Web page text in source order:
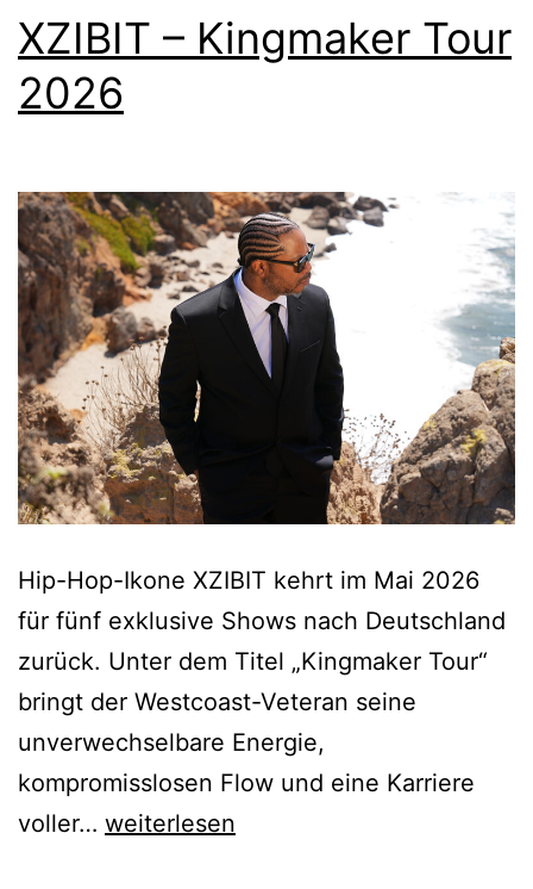
XZIBIT – Kingmaker Tour
2026
Hip-Hop-Ikone XZIBIT kehrt im Mai 2026
für fünf exklusive Shows nach Deutschland
zurück. Unter dem Titel „Kingmaker Tour“
bringt der Westcoast-Veteran seine
unverwechselbare Energie,
kompromisslosen Flow und eine Karriere
voller… XZIBIT
weiterlesen